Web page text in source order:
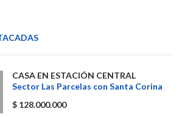
CASA EN ESTACIÓN CENTRAL
Sector Las Parcelas con Santa Corina
$ 128.000.000